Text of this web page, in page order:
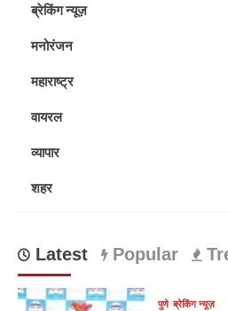
ब्रेकिंग न्यूज़
मनोरंजन
महाराष्ट्र
वायरल
व्यापार
शहर
Latest Popular
पुणे ब्रेकिंग न्यूज़